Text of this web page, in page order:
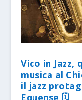
Vico in
musica al
il jazz
Equense 🗓